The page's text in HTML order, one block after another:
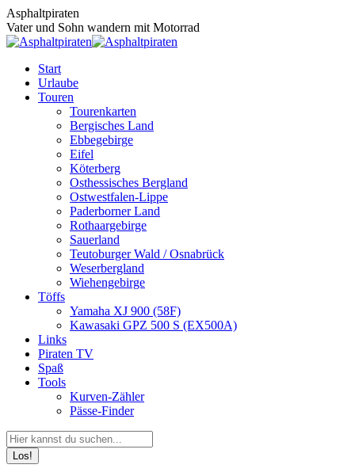
Zum
Inhalt
springen
Asphaltpiraten
Vater und Sohn wandern mit Motorrad
Start
Urlaube
Touren
Tourenkarten
Bergisches Land
Ebbegebirge
Eifel
Köterberg
Osthessisches Bergland
Ostwestfalen-Lippe
Paderborner Land
Rothaargebirge
Sauerland
Teutoburger Wald / Osnabrück
Weserbergland
Wiehengebirge
Töffs
Yamaha XJ 900 (58F)
Kawasaki GPZ 500 S (EX500A)
Links
Piraten TV
Spaß
Tools
Kurven-Zähler
Pässe-Finder
Search: